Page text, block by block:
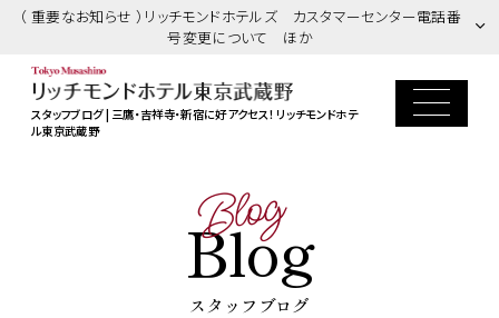
（ 重要なお知らせ ）リッチモンドホテルズ カスタマーセンター電話番
号変更について ほか
スタッフブログ | 三鷹・吉祥寺・新宿に好アクセス！ リッチモンドホテ
ル東京武蔵野
Blog
Blog
スタッフブログ